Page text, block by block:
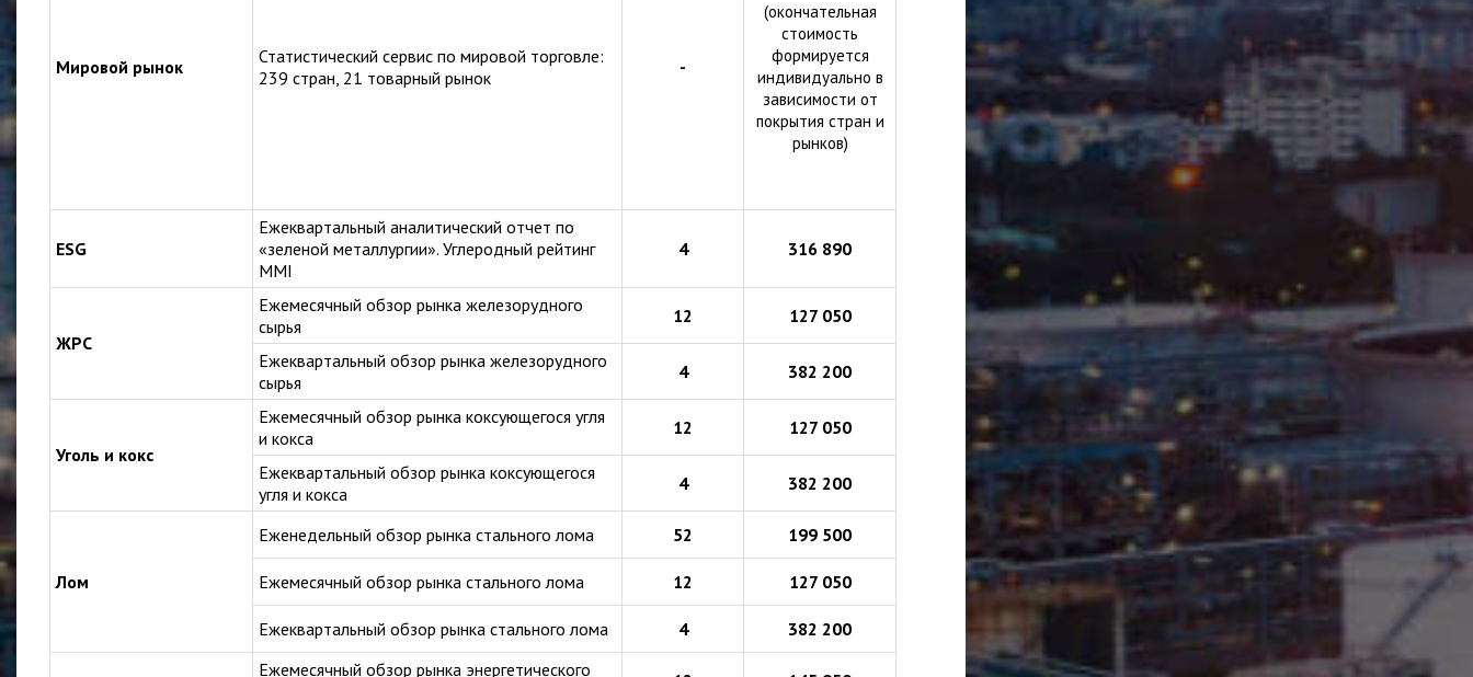
Мировой рынок
Статистический сервис по мировой торговле:
239 стран, 21 товарный рынок
-
(окончательная
стоимость
формируется
индивидуально в
зависимости от
покрытия стран и
рынков)
ESG
Ежеквартальный аналитический отчет по
«зеленой металлургии». Углеродный рейтинг
MMI
4 316 890
ЖРС
Ежемесячный обзор рынка железорудного
сырья
12 127 050
Ежеквартальный обзор рынка железорудного
сырья
4 382 200
Уголь и кокс
Ежемесячный обзор рынка коксующегося угля
и кокса
12 127 050
Ежеквартальный обзор рынка коксующегося
угля и кокса
4 382 200
Лом
Еженедельный обзор рынка стального лома 52 199 500
Ежемесячный обзор рынка стального лома 12 127 050
Ежеквартальный обзор рынка стального лома 4 382 200
Ежемесячный обзор рынка энергетического